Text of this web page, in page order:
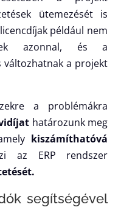
ütemezését is
például nem
azonnal, és a
változhatnak a projekt
a problémákra
határozunk meg
kiszámíthatóvá
az ERP rendszer
segítségével